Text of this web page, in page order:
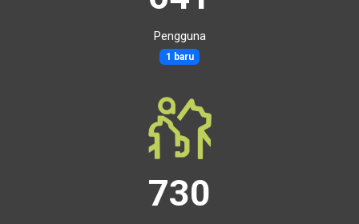
Pengguna
1 baru
730